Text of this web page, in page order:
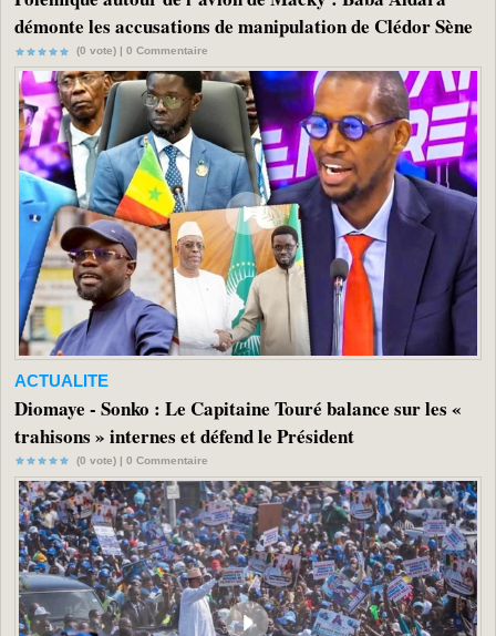
démonte les accusations de manipulation de Clédor Sène
(0 vote) | 0 Commentaire
ACTUALITE
Diomaye - Sonko : Le Capitaine Touré balance sur les «
trahisons » internes et défend le Président
(0 vote) | 0 Commentaire